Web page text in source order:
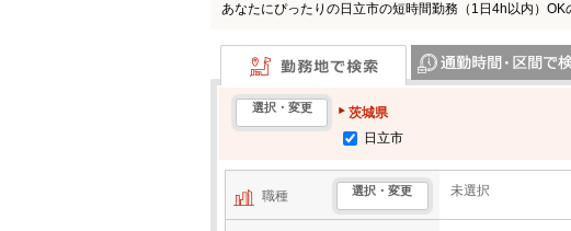
あなたにぴったりの日立市の短時間勤務（1日4h以内）OK
勤務地で検索
選択・変更
茨城県
日立市
職種 選択・変更 未選択